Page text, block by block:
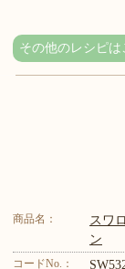
その他のレシピは
商品名：
スワ
ン
コードNo.：